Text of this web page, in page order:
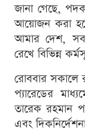
জানা গেছে,
আয়োজন করা
আমার দেশ,
রেখে বিভিন্ন
রোববার সকালে
প্যারেডের
তারেক রহমান
এবং